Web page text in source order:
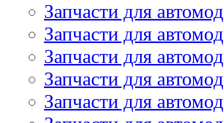
Запчасти для
Запчасти для
Запчасти для
Запчасти для
Запчасти для